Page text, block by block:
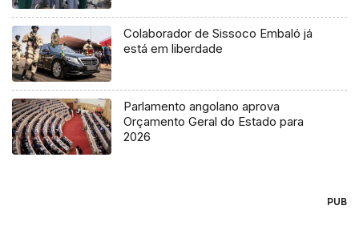
Colaborador de Sissoco Embaló já
está em liberdade
Parlamento angolano aprova
Orçamento Geral do Estado para
2026
PUB